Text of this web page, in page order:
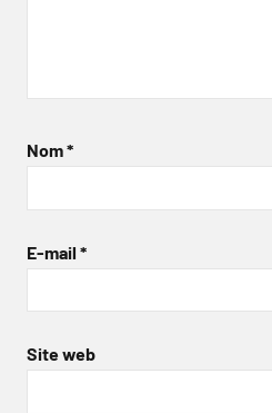
Nom*
E-mail *
Site web